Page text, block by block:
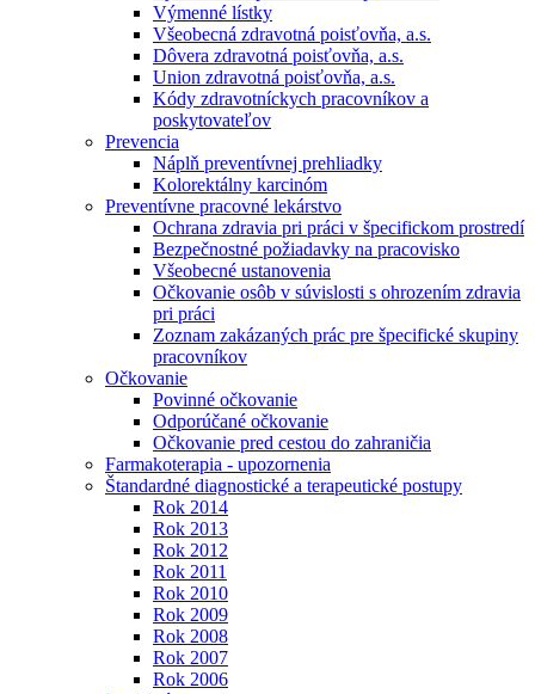
Výmenné lístky
Všeobecná zdravotná poisťovňa, a.s.
Dôvera zdravotná poisťovňa, a.s.
Union zdravotná poisťovňa, a.s.
Kódy zdravotníckych pracovníkov a
poskytovateľov
Prevencia
Náplň preventívnej prehliadky
Kolorektálny karcinóm
Preventívne pracovné lekárstvo
Ochrana zdravia pri práci v špecifickom prostredí
Bezpečnostné požiadavky na pracovisko
Všeobecné ustanovenia
Očkovanie osôb v súvislosti s ohrozením zdravia
pri práci
Zoznam zakázaných prác pre špecifické skupiny
pracovníkov
Očkovanie
Povinné očkovanie
Odporúčané očkovanie
Očkovanie pred cestou do zahraničia
Farmakoterapia - upozornenia
Štandardné diagnostické a terapeutické postupy
Rok 2014
Rok 2013
Rok 2012
Rok 2011
Rok 2010
Rok 2009
Rok 2008
Rok 2007
Rok 2006